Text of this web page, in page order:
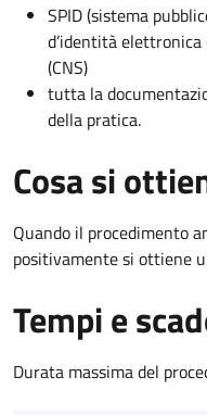
SPID (sistema
d’identità elettronica
(CNS)
tutta la
della pratica.
Cosa si
Quando il procedimento
positivamente si ottiene
Tempi e
Durata massima del